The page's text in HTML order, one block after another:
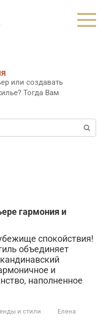
или создавать
Тогда Вам
гармония и
спокойствия!
объединяет
и
наполненное
и стили
Елена